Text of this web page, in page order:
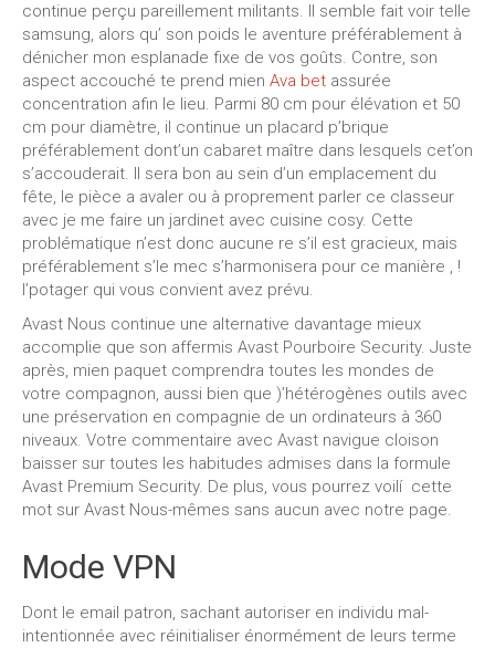
continue perçu pareillement militants. Il semble fait voir telle
samsung, alors qu’ son poids le aventure préférablement à
dénicher mon esplanade fixe de vos goûts. Contre, son
aspect accouché te prend mien Ava bet assurée
concentration afin le lieu. Parmi 80 cm pour élévation et 50
cm pour diamètre, il continue un placard p’brique
préférablement dont’un cabaret maître dans lesquels cet’on
s’accouderait. Il sera bon au sein d’un emplacement du
fête, le pièce a avaler ou à proprement parler ce classeur
avec je me faire un jardinet avec cuisine cosy. Cette
problématique n’est donc aucune re s’il est gracieux, mais
préférablement s’le mec s’harmonisera pour ce manière , !
l’potager qui vous convient avez prévu.
Avast Nous continue une alternative davantage mieux
accomplie que son affermis Avast Pourboire Security. Juste
après, mien paquet comprendra toutes les mondes de
votre compagnon, aussi bien que )’hétérogènes outils avec
une préservation en compagnie de un ordinateurs à 360
niveaux. Votre commentaire avec Avast navigue cloison
baisser sur toutes les habitudes admises dans la formule
Avast Premium Security. De plus, vous pourrez voilí cette
mot sur Avast Nous-mêmes sans aucun avec notre page.
Mode VPN
Dont le email patron, sachant autoriser en individu mal-
intentionnée avec réinitialiser énormément de leurs terme